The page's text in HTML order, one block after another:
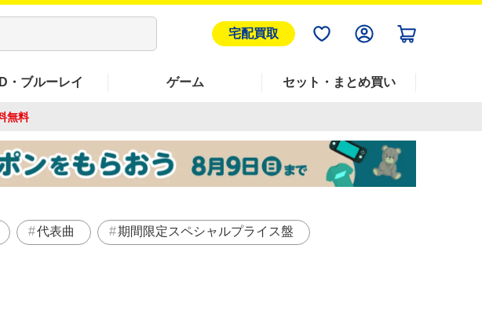
宅配買取
・ブルーレイ ゲーム セット・まとめ買い
無料
代表曲 期間限定スペシャルプライス盤